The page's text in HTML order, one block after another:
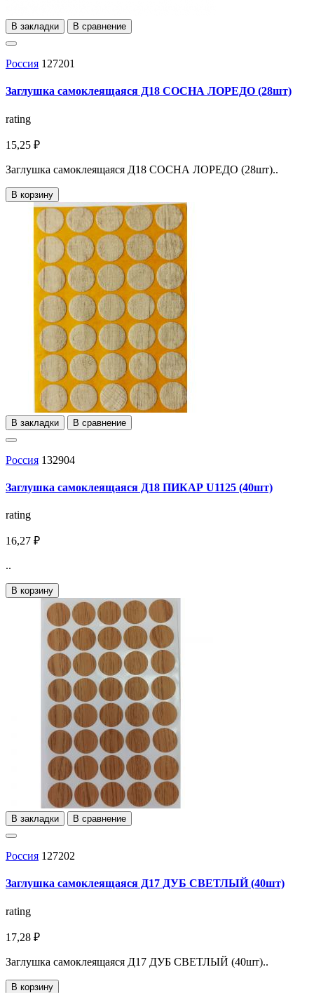
В закладки В сравнение
Россия 127201
Заглушка самоклеящаяся Д18 СОСНА ЛОРЕДО (28шт)
rating
15,25 ₽
Заглушка самоклеящаяся Д18 СОСНА ЛОРЕДО (28шт)..
В корзину
В закладки В сравнение
Россия 132904
Заглушка самоклеящаяся Д18 ПИКАР U1125 (40шт)
rating
16,27 ₽
..
В корзину
В закладки В сравнение
Россия 127202
Заглушка самоклеящаяся Д17 ДУБ СВЕТЛЫЙ (40шт)
rating
17,28 ₽
Заглушка самоклеящаяся Д17 ДУБ СВЕТЛЫЙ (40шт)..
В корзину